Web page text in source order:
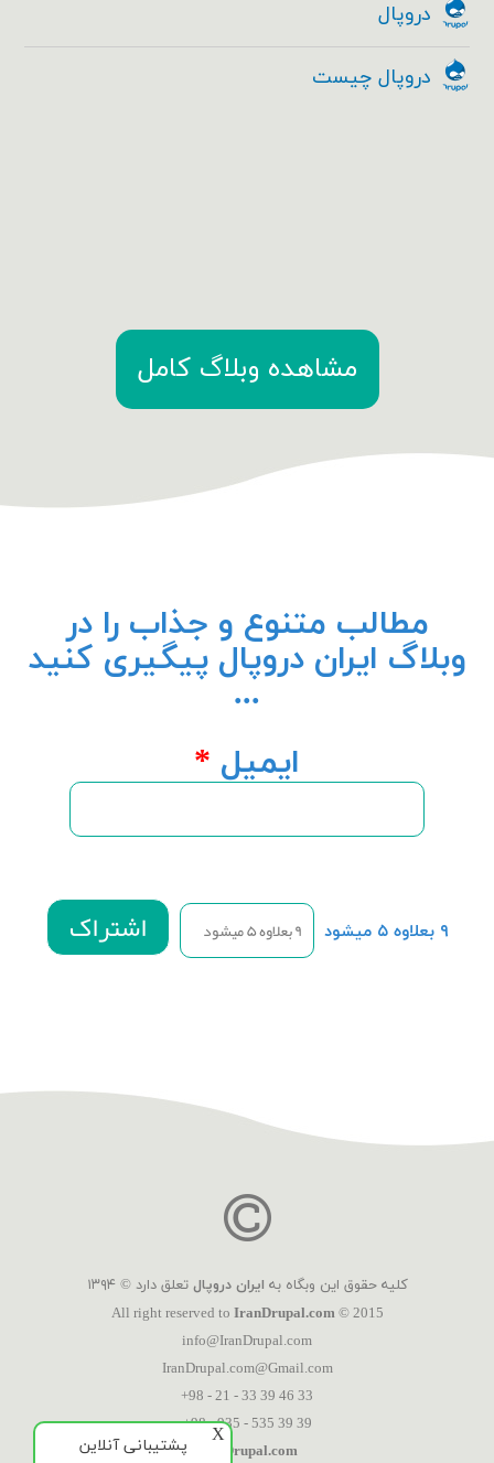
دروپال
دروپال چیست
مشاهده وبلاگ کامل
مطالب متنوع و جذاب را در
وبلاگ ایران دروپال پیگیری کنید
...
ایمیل *
۹ بعلاوه ۵ میشود
کلیه حقوق این وبگاه به ایران دروپال تعلق دارد © ۱۳۹۴
All right reserved to IranDrupal.com© 2015
info@IranDrupal.com
IranDrupal.com@Gmail.com
+98 - 21 - 33 39 46 33
+98 - 935 - 535 39 39
IranDrupal.com
X
پشتیبانی آنلاین